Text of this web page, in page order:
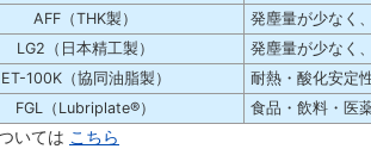
AFF（THK製）
発塵量が少なく
LG2（日本精工製）
発塵量が少なく
ET-100K（協同油脂製）
耐熱・酸化安定
FGL（Lubriplate®） 食品・飲料・医
いては こちら